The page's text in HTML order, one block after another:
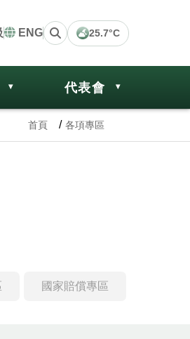
ENG 25.7°C
代表會
首頁 各項專區
國家賠償專區